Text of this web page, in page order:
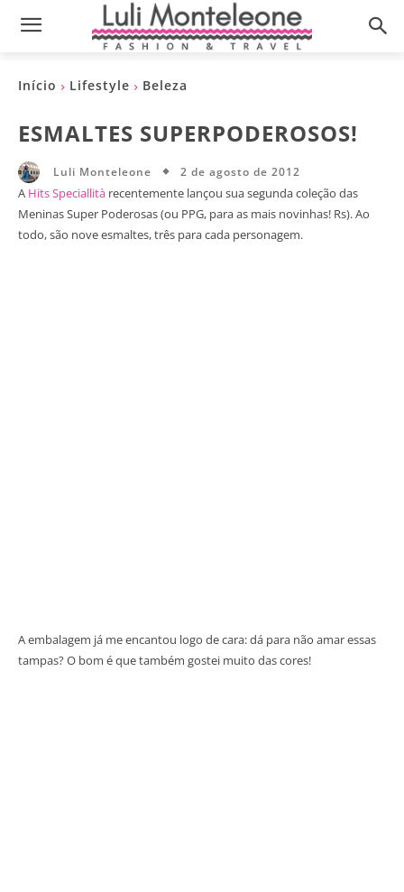
Início Lifestyle Beleza
ESMALTES SUPERPODEROSOS!
Luli Monteleone 2 de agosto de 2012
A Hits Speciallità recentemente lançou sua segunda coleção das
Meninas Super Poderosas (ou PPG, para as mais novinhas! Rs). Ao
todo, são nove esmaltes, três para cada personagem.
A embalagem já me encantou logo de cara: dá para não amar essas
tampas? O bom é que também gostei muito das cores!